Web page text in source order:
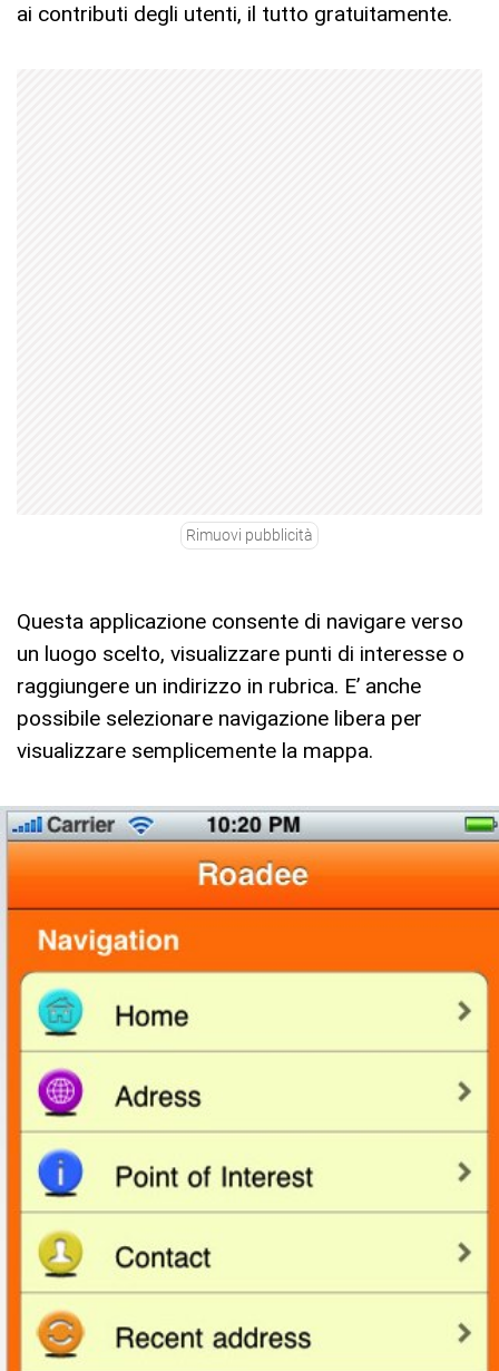
ai contributi degli utenti, il tutto gratuitamente.
Rimuovi pubblicità
Questa applicazione consente di navigare verso
un luogo scelto, visualizzare punti di interesse o
raggiungere un indirizzo in rubrica. E’ anche
possibile selezionare navigazione libera per
visualizzare semplicemente la mappa.